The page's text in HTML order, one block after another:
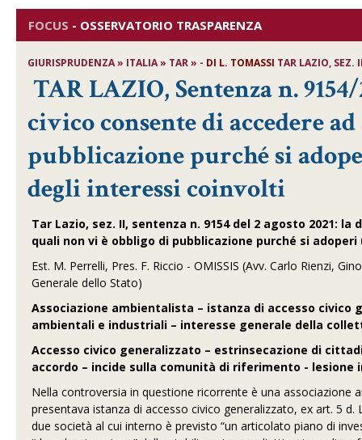
FOCUS - OSSERVATORIO TRASPARENZA
GIURISPRUDENZA » ITALIA » TAR » - DI L. TOMASSI TAR LAZIO, SEZ.
TAR LAZIO, Sentenza n.
civico consente di accedere
pubblicazione purché si
degli interessi coinvolti
Tar Lazio, sez. II, sentenza n. 9154 del 2 agosto 2021:
quali non vi è obbligo di pubblicazione purché si
Est. M. Perrelli, Pres. F. Riccio - OMISSIS (Avv. Carlo Rienzi,
Generale dello Stato)
Associazione ambientalista – istanza di accesso
ambientali e industriali – interesse generale della
Accesso civico generalizzato – estrinsecazione di
accordo – incide sulla comunità di riferimento - lesione
Nella controversia in questione ricorrente è una
presentava istanza di accesso civico generalizzato, ex art. 5
due società al cui interno è previsto “un articolato piano di